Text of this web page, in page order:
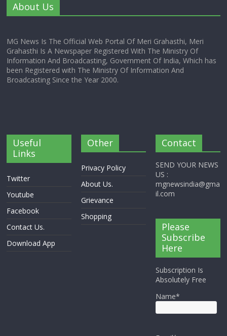
About Us
MG News Is The Official Web Portal Of Meri Grahasthi, Meri
Grahasthi Is A Newspaper Registered With The Ministry Of
Information And Broadcasting, Government Of India, Which has
been Registered with The Ministry Of Information And
Broadcasting Since the Year 2000.
Useful
Links
Twitter
Youtube
Facebook
Contact Us.
Download App
Other
Privacy Policy
About Us.
Grievance
Shopping
Contact
SEND YOUR NEWS
US :
mgnewsindia@gma
il.com
Please
Subscribe
Here
Subscription Is
Absolutely Free
Name*